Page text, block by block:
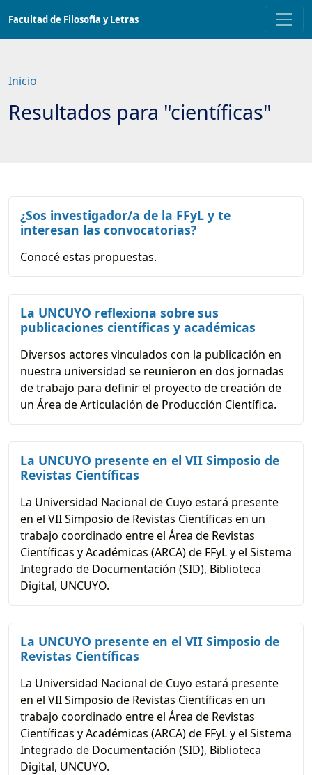
contenido
Facultad de Filosofía y Letras
Inicio
Resultados para "científicas"
¿Sos investigador/a de la FFyL y te
interesan las convocatorias?
Conocé estas propuestas.
La UNCUYO reflexiona sobre sus
publicaciones científicas y académicas
Diversos actores vinculados con la publicación en
nuestra universidad se reunieron en dos jornadas
de trabajo para definir el proyecto de creación de
un Área de Articulación de Producción Científica.
La UNCUYO presente en el VII Simposio de
Revistas Científicas
La Universidad Nacional de Cuyo estará presente
en el VII Simposio de Revistas Científicas en un
trabajo coordinado entre el Área de Revistas
Científicas y Académicas (ARCA) de FFyL y el Sistema
Integrado de Documentación (SID), Biblioteca
Digital, UNCUYO.
La UNCUYO presente en el VII Simposio de
Revistas Científicas
La Universidad Nacional de Cuyo estará presente
en el VII Simposio de Revistas Científicas en un
trabajo coordinado entre el Área de Revistas
Científicas y Académicas (ARCA) de FFyL y el Sistema
Integrado de Documentación (SID), Biblioteca
Digital, UNCUYO.